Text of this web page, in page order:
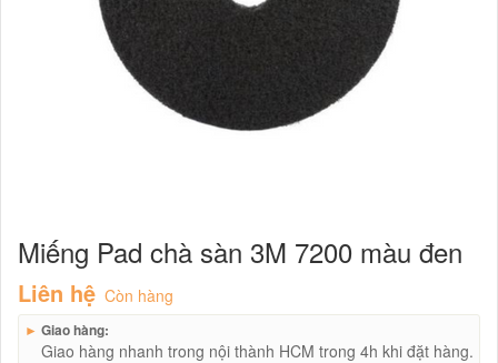
Miếng Pad chà sàn 3M 7200 màu đen
Liên hệ Còn hàng
► Giao hàng:
Giao hàng nhanh trong nội thành HCM trong 4h khi đặt hàng.